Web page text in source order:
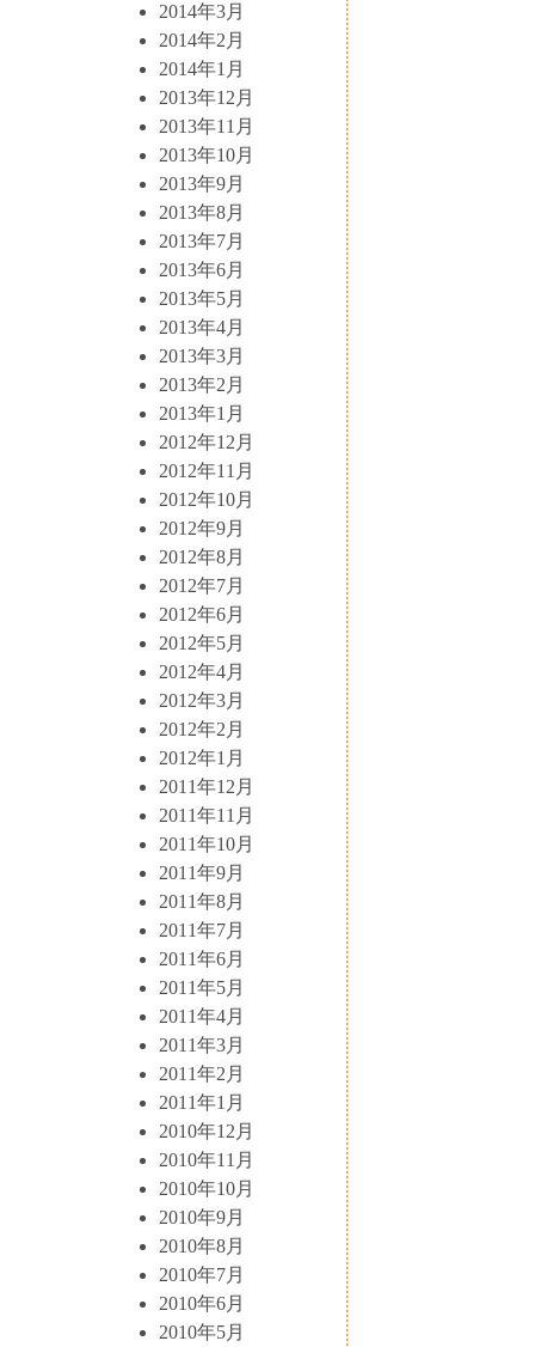
2014年3月
2014年2月
2014年1月
2013年12月
2013年11月
2013年10月
2013年9月
2013年8月
2013年7月
2013年6月
2013年5月
2013年4月
2013年3月
2013年2月
2013年1月
2012年12月
2012年11月
2012年10月
2012年9月
2012年8月
2012年7月
2012年6月
2012年5月
2012年4月
2012年3月
2012年2月
2012年1月
2011年12月
2011年11月
2011年10月
2011年9月
2011年8月
2011年7月
2011年6月
2011年5月
2011年4月
2011年3月
2011年2月
2011年1月
2010年12月
2010年11月
2010年10月
2010年9月
2010年8月
2010年7月
2010年6月
2010年5月